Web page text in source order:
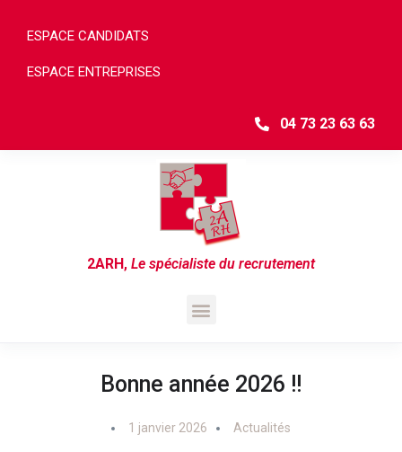
ESPACE CANDIDATS
ESPACE ENTREPRISES
04 73 23 63 63
2ARH, Le spécialiste du recrutement
Bonne année 2026 !!
1 janvier 2026 Actualités